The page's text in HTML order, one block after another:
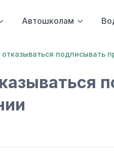
Автошколам
подписывать